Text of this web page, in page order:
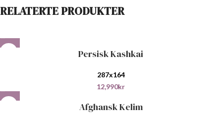
RELATERTE PRODUKTER
Persisk Kashkai
287x164
12,990kr
Afghansk Kelim